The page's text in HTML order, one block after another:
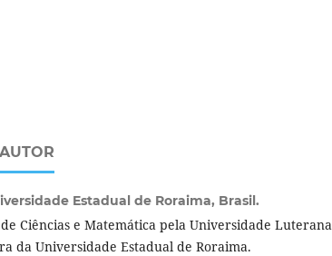
Estadual de Roraima, Brasil.
Ciências e Matemática pela Universidade Luterana
da Universidade Estadual de Roraima.